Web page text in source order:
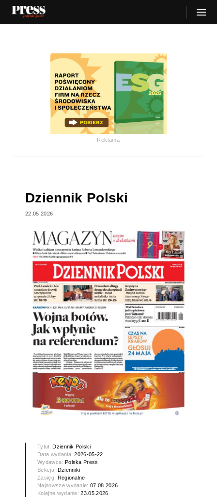
Reklama
Dziennik Polski
22.05.2026
Tytuł: Dziennik Polski
Data wydania:2026-05-22
Wydawca: Polska Press
Sekcja: Dzienniki
Zasięg: Regionalne
Najnowsze wydanie:07.08.2026
Kolejne wydanie:23.05.2026